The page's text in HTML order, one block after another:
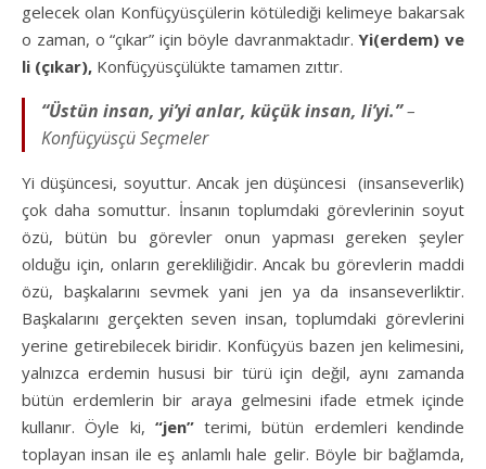
gelecek olan Konfüçyüsçülerin kötülediği kelimeye bakarsak
o zaman, o “çıkar” için böyle davranmaktadır.Yi(erdem) ve
li (çıkar), Konfüçyüsçülükte tamamen zıttır.
“Üstün insan, yi’yi anlar, küçük insan, li’yi.”–
Konfüçyüsçü Seçmeler
Yi düşüncesi, soyuttur. Ancak jen düşüncesi (insanseverlik)
çok daha somuttur. İnsanın toplumdaki görevlerinin soyut
özü, bütün bu görevler onun yapması gereken şeyler
olduğu için, onların gerekliliğidir. Ancak bu görevlerin maddi
özü, başkalarını sevmek yani jen ya da insanseverliktir.
Başkalarını gerçekten seven insan, toplumdaki görevlerini
yerine getirebilecek biridir. Konfüçyüs bazen jen kelimesini,
yalnızca erdemin hususi bir türü için değil, aynı zamanda
bütün erdemlerin bir araya gelmesini ifade etmek içinde
kullanır. Öyle ki, “jen”terimi, bütün erdemleri kendinde
toplayan insan ile eş anlamlı hale gelir. Böyle bir bağlamda,